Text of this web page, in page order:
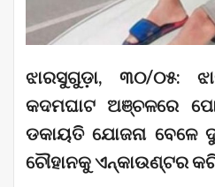
ଝାରସୁଗୁଡ଼ା, ୩୦/୦୫:
କଦମଘାଟ ଅଞ୍ଚଳରେ
ଡକାୟତି ଯୋଜନା ବେଳେ
ଚୌହାନକୁ ଏନ୍‌କାଉଣ୍ଟର